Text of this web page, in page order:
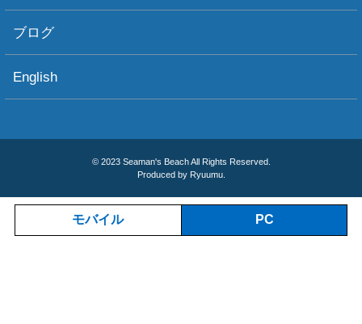
ブログ
English
© 2023 Seaman's Beach All Rights Reserved.
Produced by Ryuumu.
モバイル PC